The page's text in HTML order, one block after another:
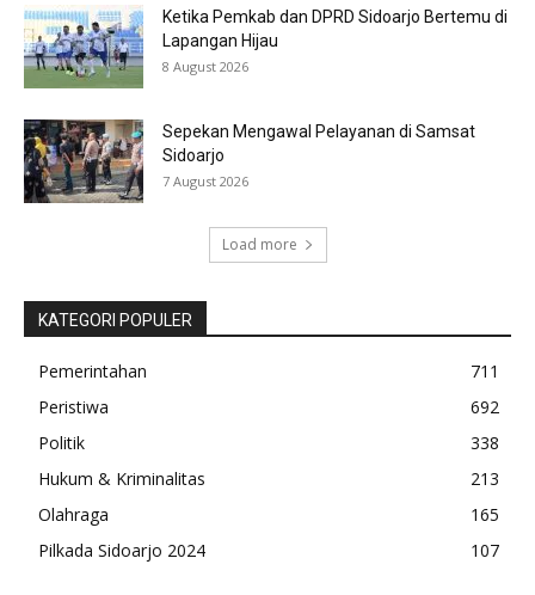
Ketika Pemkab dan DPRD Sidoarjo Bertemu di
Lapangan Hijau
8 August 2026
Sepekan Mengawal Pelayanan di Samsat
Sidoarjo
7 August 2026
Load more
KATEGORI POPULER
Pemerintahan
711
Peristiwa
692
Politik
338
Hukum & Kriminalitas
213
Olahraga
165
Pilkada Sidoarjo 2024
107